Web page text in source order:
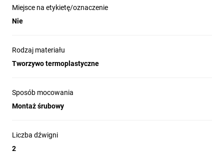
Miejsce na etykietę/oznaczenie
Nie
Rodzaj materiału
Tworzywo termoplastyczne
Sposób mocowania
Montaż śrubowy
Liczba dźwigni
2